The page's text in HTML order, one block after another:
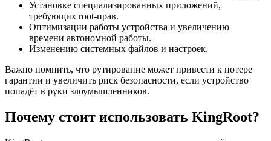
Установке специализированных приложений,
требующих root-прав.
Оптимизации работы устройства и увеличению
времени автономной работы.
Изменению системных файлов и настроек.
Важно помнить, что рутирование может привести к потере
гарантии и увеличить риск безопасности, если устройство
попадёт в руки злоумышленников.
Почему стоит использовать KingRoot?